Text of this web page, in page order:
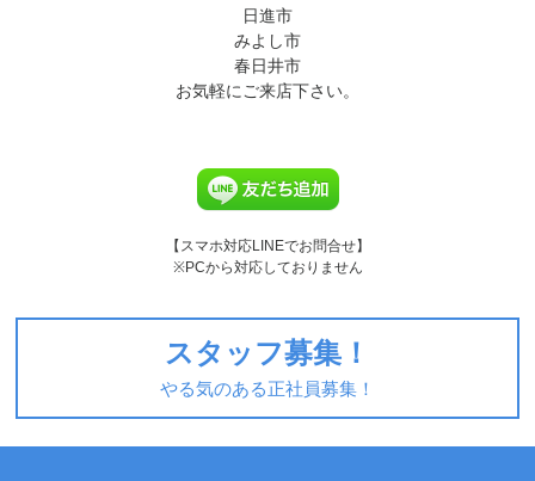
日進市
みよし市
春日井市
お気軽にご来店下さい。
【スマホ対応LINEでお問合せ】
※PCから対応しておりません
スタッフ募集！
やる気のある正社員募集！